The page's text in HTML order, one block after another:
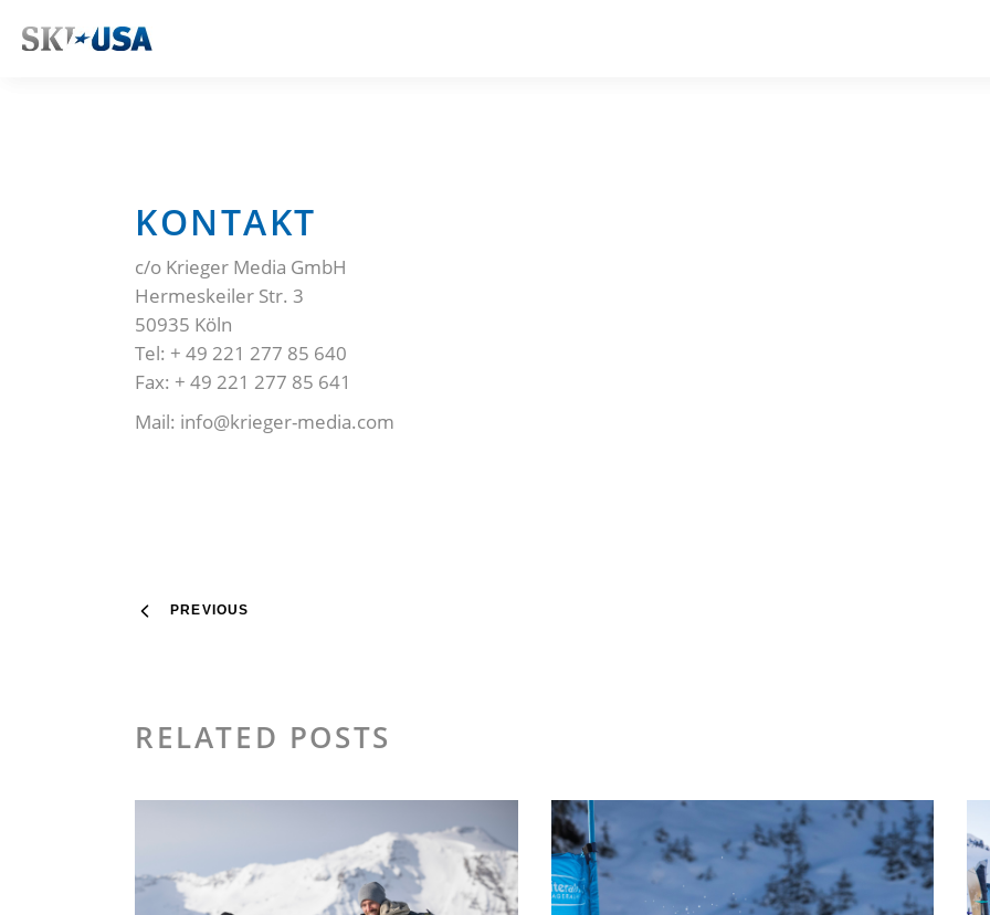
KONTAKT
c/o Krieger Media GmbH
Hermeskeiler Str. 3
50935 Köln
Tel: + 49 221 277 85 640
Fax: + 49 221 277 85 641
Mail: info@krieger-media.com
PREVIOUS
RELATED POSTS